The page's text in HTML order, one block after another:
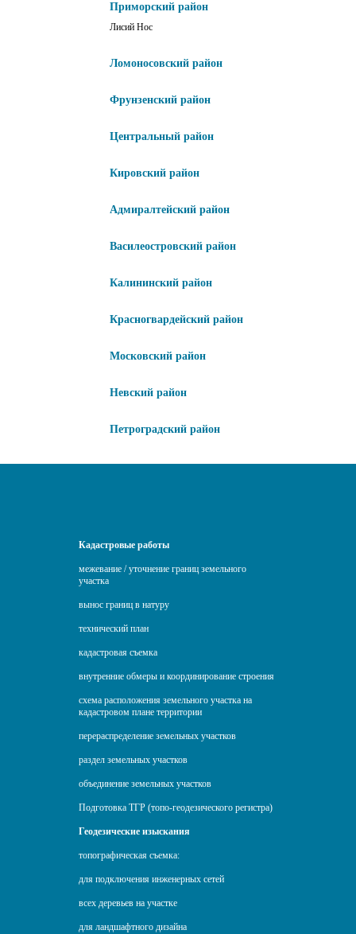
Приморский район
Лисий Нос
Ломоносовский район
Фрунзенский район
Центральный район
Кировский район
Адмиралтейский район
Василеостровский район
Калининский район
Красногвардейский район
Московский район
Невский район
Петроградский район
Кадастровые работы
межевание / уточнение границ земельного
участка
вынос границ в натуру
технический план
кадастровая съемка
внутренние обмеры и координирование строения
схема расположения земельного участка на
кадастровом плане территории
перераспределение земельных участков
раздел земельных участков
объединение земельных участков
Подготовка ТГР (топо-геодезического регистра)
Геодезические изыскания
топографическая съемка:
для подключения инженерных сетей
всех деревьев на участке
для ландшафтного дизайна